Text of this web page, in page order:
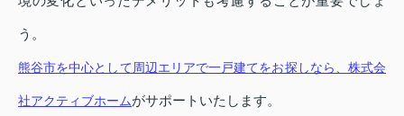
う。
熊谷市を中心として周辺エリアで一戸建てをお探しなら、株式会
社アクティブホームがサポートいたします。